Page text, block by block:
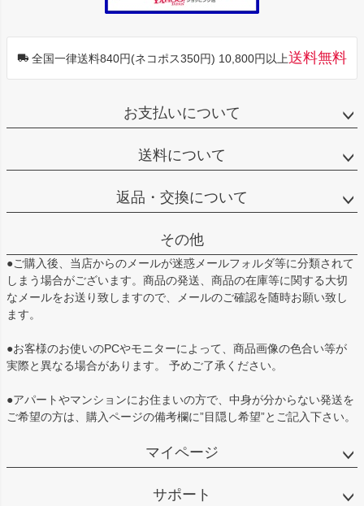
全国一律送料840円(ネコポス350円) 10,800円以上送料無料
お支払いについて
送料について
返品・交換について
その他
●ご購入後、当店からのメールが迷惑メールフォルダ等に分類されて
しまう場合がございます。商品の発送、商品の在庫等に関する大切
なメールをお送り致しますので、メールのご確認を随時お願い致し
ます。
●お客様のお使いのPCやモニターによって、商品画像の色合い等が
実際と異なる場合があります。 予めご了承ください。
●アパートやマンションにお住まいの方で、中身が分からない発送を
ご希望の方は、購入ページの備考欄に”目隠し希望”とご記入下さい。
マイページ
サポート